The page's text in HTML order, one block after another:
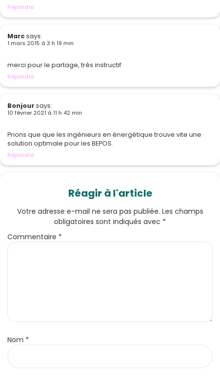
Répondre
Marcsays:
1 mars 2015 à 3 h 19 min
merci pour le partage, très instructif
Répondre
Bonjoursays:
10 février 2021 à 11 h 42 min
Prions que que les ingénieurs en énergétique trouve vite une
solution optimale pour les BEPOS.
Répondre
Réagir à l'article
Votre adresse e-mail ne sera pas publiée. Les champs
obligatoires sont indiqués avec *
Commentaire *
Nom *